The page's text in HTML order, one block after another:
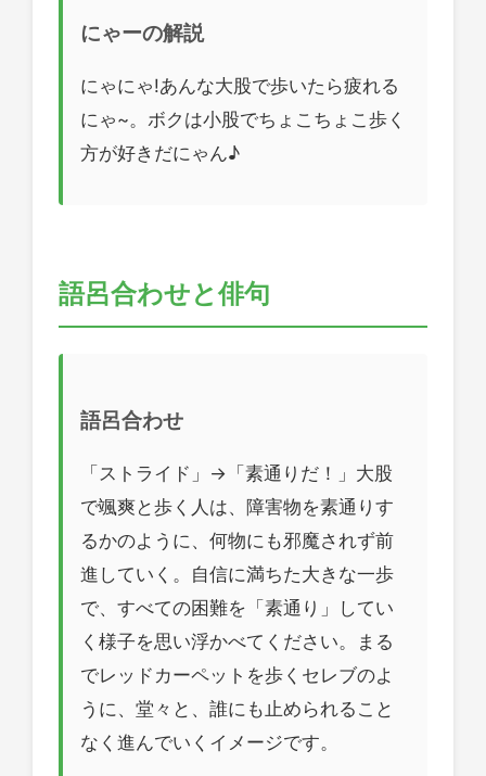
にゃーの解説
にゃにゃ!あんな大股で歩いたら疲れる
にゃ~。ボクは小股でちょこちょこ歩く
方が好きだにゃん♪
語呂合わせと俳句
語呂合わせ
「ストライド」→「素通りだ！」大股
で颯爽と歩く人は、障害物を素通りす
るかのように、何物にも邪魔されず前
進していく。自信に満ちた大きな一歩
で、すべての困難を「素通り」してい
く様子を思い浮かべてください。まる
でレッドカーペットを歩くセレブのよ
うに、堂々と、誰にも止められること
なく進んでいくイメージです。